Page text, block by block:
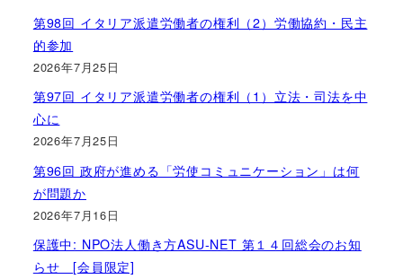
第98回 イタリア派遣労働者の権利（2）労働協約・民主
的参加
2026年7月25日
第97回 イタリア派遣労働者の権利（1）立法・司法を中
心に
2026年7月25日
第96回 政府が進める「労使コミュニケーション」は何
が問題か
2026年7月16日
保護中: NPO法人働き方ASU-NET 第１４回総会のお知
らせ [会員限定]